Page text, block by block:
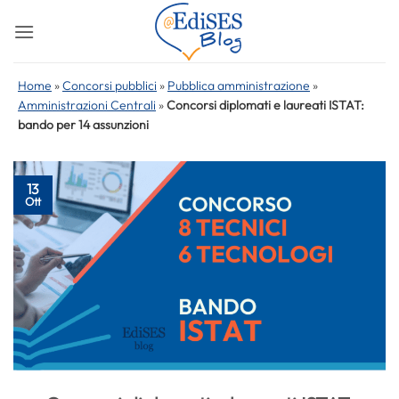
Home »Concorsi pubblici » Pubblica amministrazione »
Amministrazioni Centrali »Concorsi diplomati e laureati ISTAT:
bando per 14 assunzioni
13
Ott